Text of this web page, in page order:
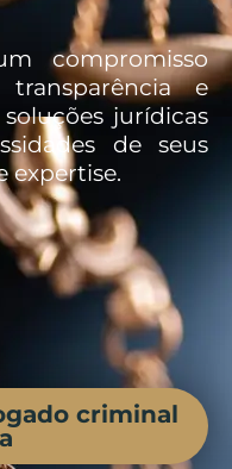
compromisso
e
jurídicas
de seus
expertise.
criminal